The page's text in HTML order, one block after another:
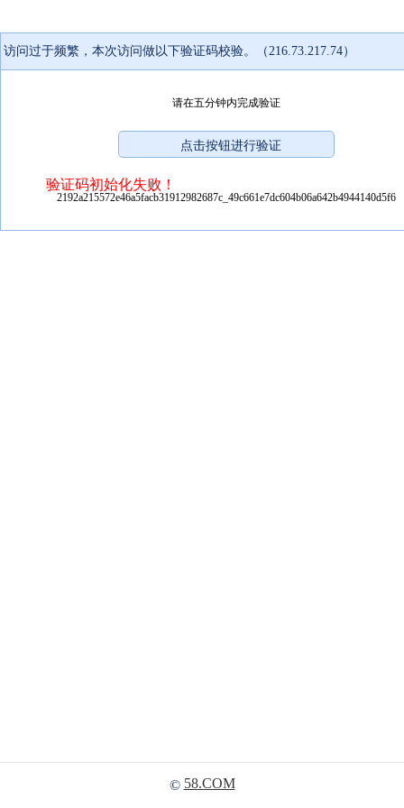
访问过于频繁，本次访问做以下验证码校验。（216.73.217.74）
请在五分钟内完成验证
验证码初始化失败！
2192a215572e46a5facb31912982687c_49c661e7dc604b06a642b4944140d5f6
© 58.COM